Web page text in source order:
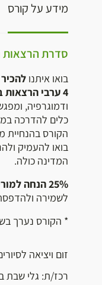
מידע על קורס
סדרת הרצאות
בואו איתנו
4 ערבי הרצאות בזום ו-5 ימי סיור
ודמוגרפיה,
כלים להדרכה
הקורס בהנחיית
בואו להעמיק
המדינה כולה.
25% הנחה למורי דרך מוסמכים
לשמירה
* הקורס נערך
זום ויציאה
רכז/ת: גלי שבת